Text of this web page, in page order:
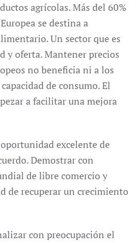
agrícolas. Más del 60%
se destina a
Un sector que es
y oferta. Mantener precios
no beneficia ni a los
de consumo. El
a facilitar una mejora
excelente de
Demostrar con
de libre comercio y
de recuperar un crecimiento
con preocupación el